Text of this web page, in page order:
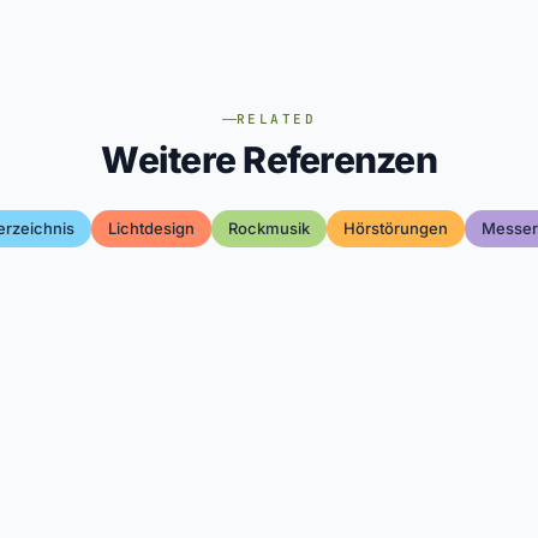
RELATED
Weitere Referenzen
Lichtdesign Rockmusik Hörstörungen